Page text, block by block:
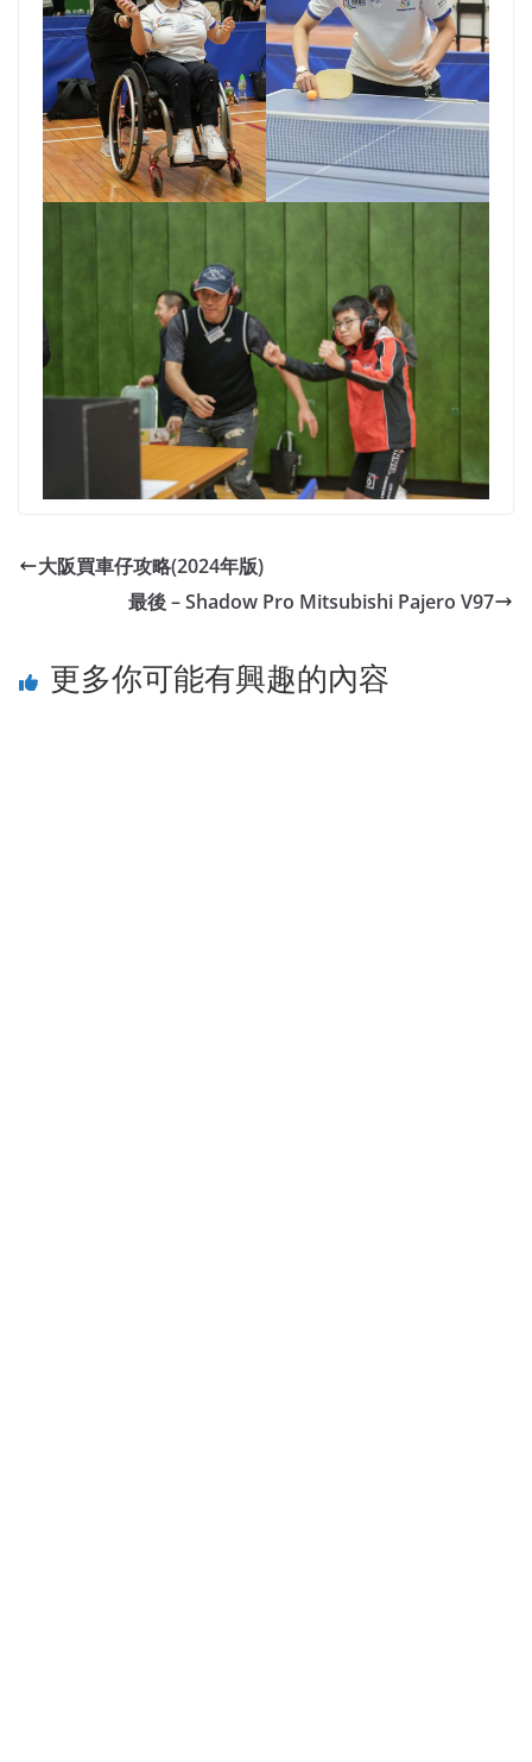
大阪買車仔攻略(2024年版)
最後 – Shadow Pro Mitsubishi Pajero V97
更多你可能有興趣的內容